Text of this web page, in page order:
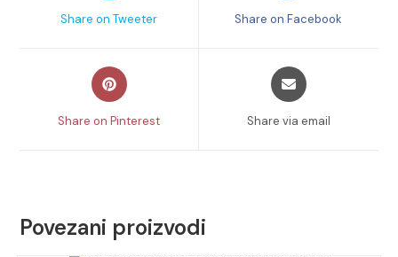
new
Share on Tweeter
new
Share on Facebook
Opens
in
new
Share on Pinterest
Opens
in
new
Share via email
Povezani proizvodi